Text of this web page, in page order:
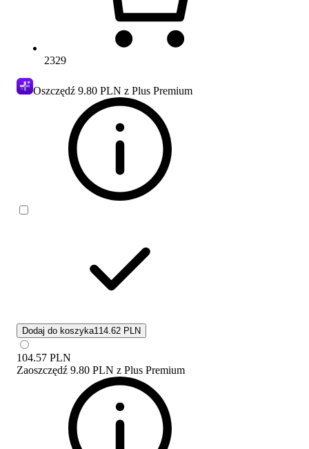
2329
Oszczędź 9.80 PLN z Plus Premium
Dodaj do koszyka114.62 PLN
104.57 PLN
Zaoszczędź 9.80 PLN z Plus Premium